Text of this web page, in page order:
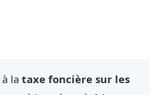
la taxe foncière sur les